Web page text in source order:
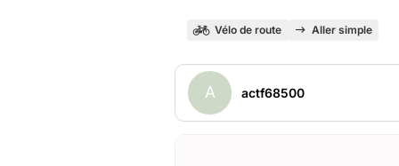
Vélo de route Aller simple
A actf68500